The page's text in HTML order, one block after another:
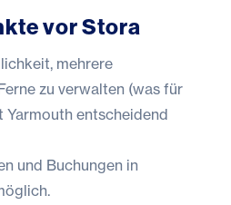
vor Stora
mehrere
zu verwalten (was für
entscheidend
und Buchungen in